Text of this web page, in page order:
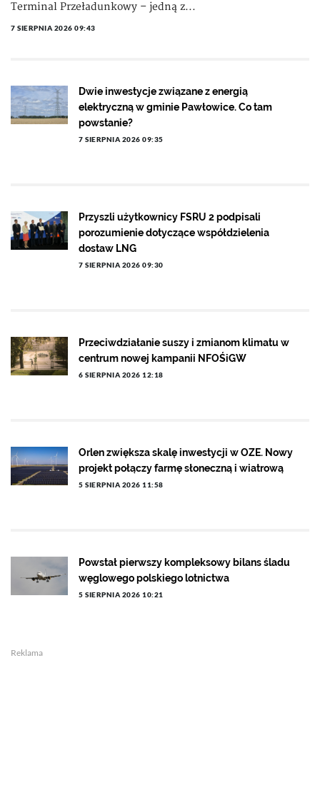
Terminal Przeładunkowy – jedną z...
7 SIERPNIA 2026 09:43
Dwie inwestycje związane z energią
elektryczną w gminie Pawłowice. Co tam
powstanie?
7 SIERPNIA 2026 09:35
Przyszli użytkownicy FSRU 2 podpisali
porozumienie dotyczące współdzielenia
dostaw LNG
7 SIERPNIA 2026 09:30
Przeciwdziałanie suszy i zmianom klimatu w
centrum nowej kampanii NFOŚiGW
6 SIERPNIA 2026 12:18
Orlen zwiększa skalę inwestycji w OZE. Nowy
projekt połączy farmę słoneczną i wiatrową
5 SIERPNIA 2026 11:58
Powstał pierwszy kompleksowy bilans śladu
węglowego polskiego lotnictwa
5 SIERPNIA 2026 10:21
Reklama